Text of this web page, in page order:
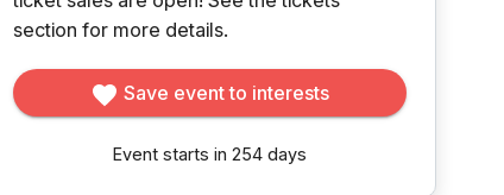
section for more details.
Save event to interests
Event starts in 254 days